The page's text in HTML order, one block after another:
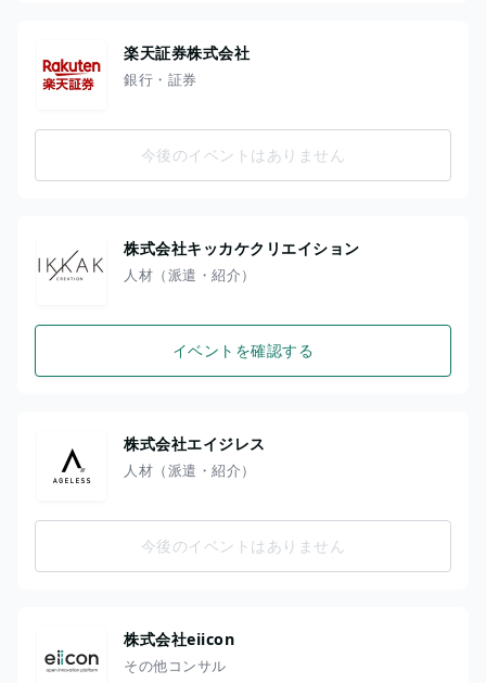
楽天証券株式会社
銀行・証券
今後のイベントはありません
株式会社キッカケクリエイション
人材（派遣・紹介）
イベントを確認する
株式会社エイジレス
人材（派遣・紹介）
今後のイベントはありません
株式会社eiicon
その他コンサル